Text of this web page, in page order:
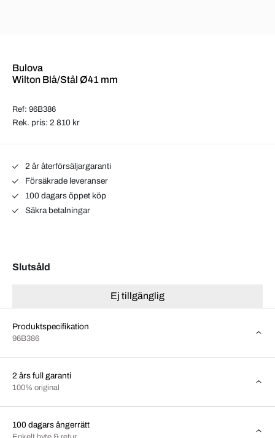
Bulova
Wilton Blå/Stål Ø41 mm
Ref: 96B386
Rek. pris: 2 810 kr
2 år återförsäljargaranti
Försäkrade leveranser
100 dagars öppet köp
Säkra betalningar
Slutsåld
Ej tillgänglig
Produktspecifikation
96B386
2 års full garanti
100% original
100 dagars ångerrätt